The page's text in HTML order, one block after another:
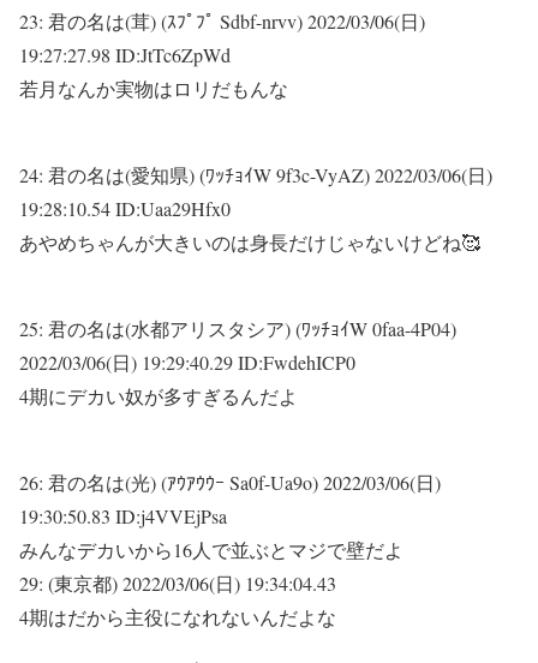
23: 君の名は(茸) (ｽﾌﾟﾌﾟ Sdbf-nrvv)2022/03/06(日)
19:27:27.98 ID:JtTc6ZpWd
若月なんか実物はロリだもんな
24: 君の名は(愛知県) (ﾜｯﾁｮｲW 9f3c-VyAZ)2022/03/06(日)
19:28:10.54 ID:Uaa29Hfx0
あやめちゃんが大きいのは身長だけじゃないけどね🥰
25: 君の名は(水都アリスタシア) (ﾜｯﾁｮｲW 0faa-4P04)
2022/03/06(日) 19:29:40.29 ID:FwdehICP0
4期にデカい奴が多すぎるんだよ
26: 君の名は(光) (ｱｳｱｳｳｰ Sa0f-Ua9o)2022/03/06(日)
19:30:50.83 ID:j4VVEjPsa
みんなデカいから16人で並ぶとマジで壁だよ
29: (東京都)2022/03/06(日) 19:34:04.43
4期はだから主役になれないんだよな